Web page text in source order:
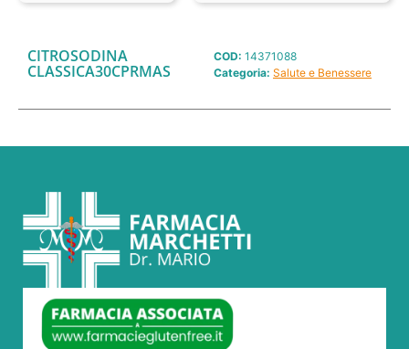
CITROSODINA
CLASSICA30CPRMAS
COD: 14371088
Categoria: Salute e Benessere